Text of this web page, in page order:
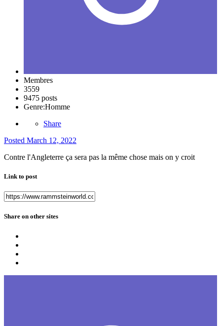
Membres
3559
9475 posts
Genre:Homme
Share
Posted March 12, 2022
Contre l'Angleterre ça sera pas la même chose mais on y croit
Link to post
Share on other sites